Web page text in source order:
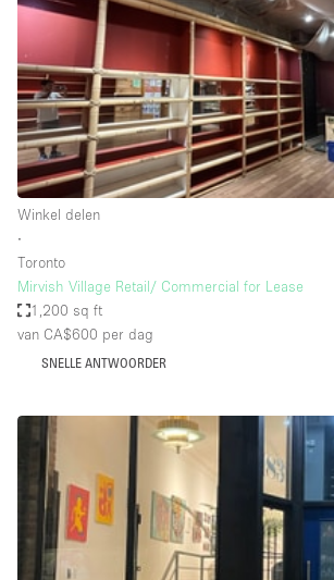
Een
fotoshoot
maken
Conferentie Vergadering
Type ruimte
Advertentieruimte
Atelier / Werkplaats
Boetiek / Winkel
Boot
Container
Creatieve ruimte
Dak
Evenementruimte
Winkel delen
∙
Toronto
Mirvish Village Retail/ Commercial for Lease
1,200 sq ft
van CA$600 per dag
SNELLE ANTWOORDER